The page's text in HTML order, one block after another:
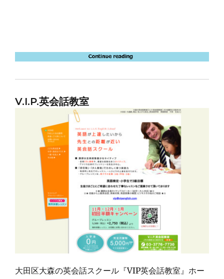
V.I.P.英会話教室
大田区大森の英会話スクール『VIP英会話教室』ホー